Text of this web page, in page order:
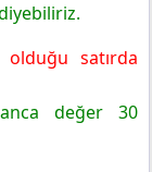
satırda
değer 30